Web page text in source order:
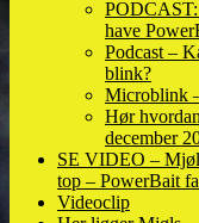
have
Podcast –
blink?
Microblink
Hør
december
SE VIDEO –
top – PowerBait
Videoclip